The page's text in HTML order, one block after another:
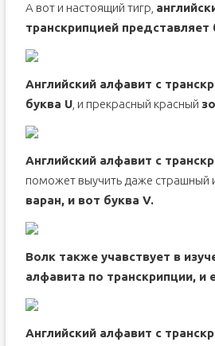
А вот и настоящий тигр,
транскрипцией представляет
Английский алфавит с
буква U, и прекрасный красный
Английский алфавит с
поможет выучить даже страшный
варан, и вот буква V.
Волк также учавствует в
алфавита по транскрипции, и
Английский алфавит с